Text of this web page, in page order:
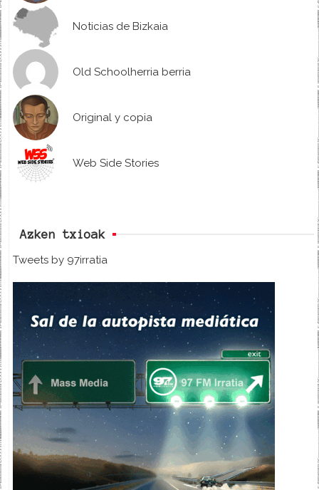
Noticias de Bizkaia
Old Schoolherria berria
Original y copia
Web Side Stories
Azken txioak
Tweets by 97irratia